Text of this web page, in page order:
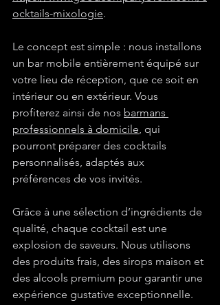
ocktails-mixologie.
Le concept est simple : nous installons
un bar mobile entièrement équipé sur
votre lieu de réception, que ce soit en
intérieur ou en extérieur. Vous
profiterez ainsi de nos barmans
professionnels à domicile, qui
pourront préparer des cocktails
personnalisés, adaptés aux
préférences de vos invités.
Grâce à une sélection d’ingrédients de
qualité, chaque cocktail est une
explosion de saveurs. Nous utilisons
des produits frais, des sirops maison et
des alcools premium pour garantir une
expérience gustative exceptionnelle.